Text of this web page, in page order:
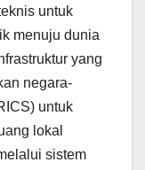
untuk
menuju dunia
yang
negara-
untuk
lokal
sistem